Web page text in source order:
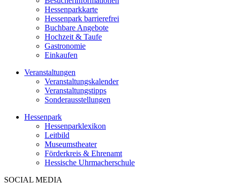
Hessenparkkarte
Hessenpark barrierefrei
Buchbare Angebote
Hochzeit & Taufe
Gastronomie
Einkaufen
Veranstaltungen
Veranstaltungskalender
Veranstaltungstipps
Sonderausstellungen
Hessenpark
Hessenparklexikon
Leitbild
Museumstheater
Förderkreis & Ehrenamt
Hessische Uhrmacherschule
SOCIAL MEDIA